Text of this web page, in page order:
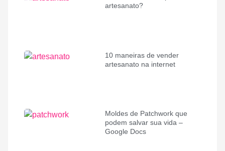
artesanato?
10 maneiras de vender
artesanato na internet
Moldes de Patchwork que
podem salvar sua vida –
Google Docs